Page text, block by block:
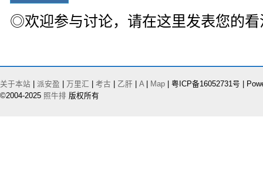
◎欢迎参与讨论，请在这里发表您的
关于本站 派安盈 万里汇 考古 乙肝 A| Map | 粤ICP备16052731号 |
©2004-2025 照牛排 版权所有